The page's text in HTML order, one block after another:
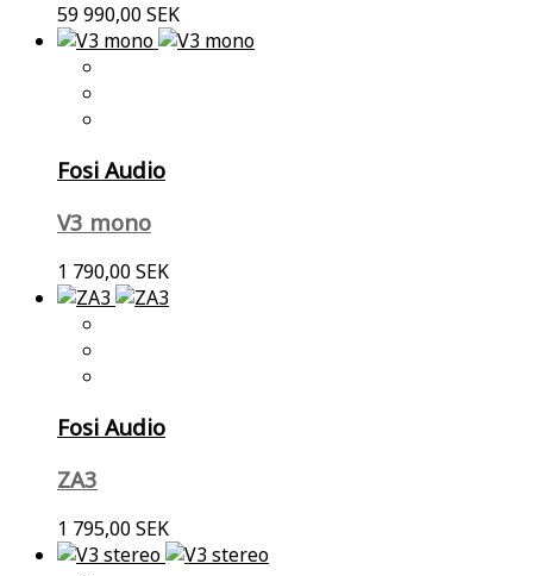
59 990,00 SEK
Fosi Audio
V3 mono
1 790,00 SEK
Fosi Audio
ZA3
1 795,00 SEK